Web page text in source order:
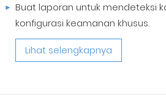
Buat laporan untuk mendeteksi
konfigurasi keamanan khusus.
Lihat selengkapnya